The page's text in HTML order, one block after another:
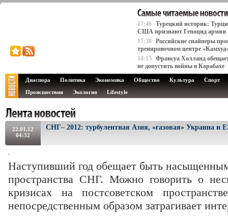
17:46 Турецкий историк:
США признают Геноцид армян
17:38 Российские снайперы
тренировочном центре
14:15 Франсуа Холланд
не допустить войны в Карабахе
Диаспора Политика Экономика Общество Культура
Спорт
Происшествия
Экология Lifestyle
22.01.12
04:32
СНГ– 2012: турбулентная Азия, «газовая» Украина и
Наступивший год обещает быть
пространства СНГ. Можно говорить о
кризисах на постсоветском
непосредственным образом затрагивает